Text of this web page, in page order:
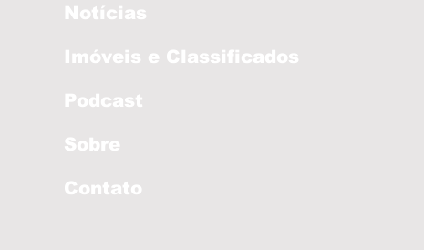
Notícias
Imóveis e Classificados
Podcast
Sobre
Contato